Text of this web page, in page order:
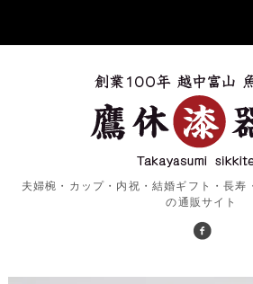
夫婦椀・カップ・内祝・結婚ギフト・長寿
の通販サイト